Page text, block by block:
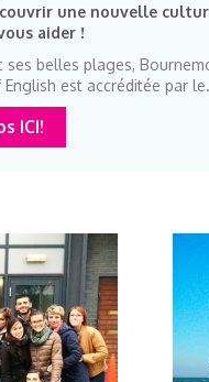
couvrir une nouvelle
aider !
belles plages,
est accréditée par le.
ICI!